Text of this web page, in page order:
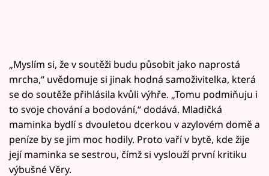
„Myslím si, že v soutěži budu působit jako naprostá
mrcha,“ uvědomuje si jinak hodná samoživitelka, která
se do soutěže přihlásila kvůli výhře. „Tomu podmiňuju i
to svoje chování a bodování,“ dodává. Mladičká
maminka bydlí s dvouletou dcerkou v azylovém domě a
peníze by se jim moc hodily. Proto vaří v bytě, kde žije
její maminka se sestrou, čímž si vyslouží první kritiku
výbušné Věry.